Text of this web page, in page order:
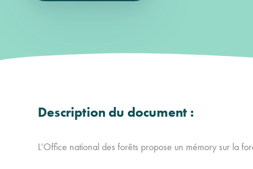
Description du document :
L’Office national des forêts propose un mémory sur la